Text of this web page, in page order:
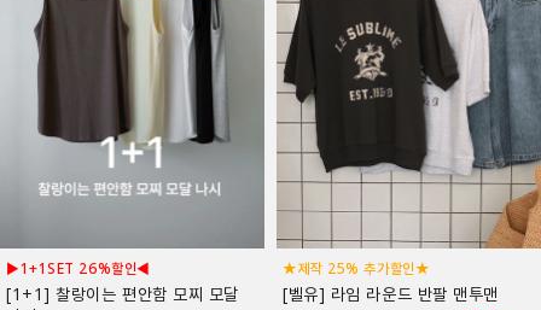
★제작 25% 추가할인★
[벨유] 라임 라운드 반팔 맨투맨
★제작 18% 추가할인★
👗하객룩부터 출근룩까지! #뱃살커버 #여